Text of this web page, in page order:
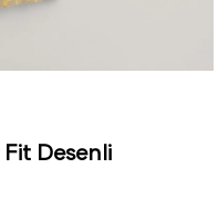
Fit Desenli